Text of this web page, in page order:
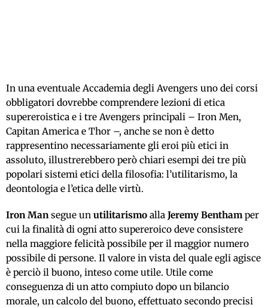
In una eventuale Accademia degli Avengers uno dei corsi
obbligatori dovrebbe comprendere lezioni di etica
supereroistica e i tre Avengers principali – Iron Men,
Capitan America e Thor –, anche se non è detto
rappresentino necessariamente gli eroi più etici in
assoluto, illustrerebbero però chiari esempi dei tre più
popolari sistemi etici della filosofia: l’utilitarismo, la
deontologia e l’etica delle virtù.
Iron Mansegue un utilitarismo alla Jeremy Benthamper
cui la finalità di ogni atto supereroico deve consistere
nella maggiore felicità possibile per il maggior numero
possibile di persone. Il valore in vista del quale egli agisce
è perciò il buono, inteso come utile. Utile come
conseguenza di un atto compiuto dopo un bilancio
morale, un calcolo del buono, effettuato secondo precisi